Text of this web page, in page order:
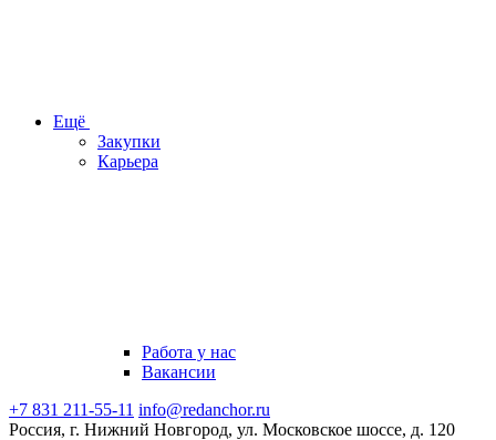
Ещё
Закупки
Карьера
Работа у нас
Вакансии
+7 831 211-55-11 info@redanchor.ru
Россия, г. Нижний Новгород, ул. Московское шоссе, д. 120